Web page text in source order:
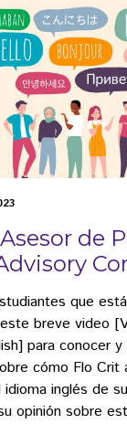
de
que
breve video
para conocer y
cómo Flo Crit
idioma inglés de
opinión sobre